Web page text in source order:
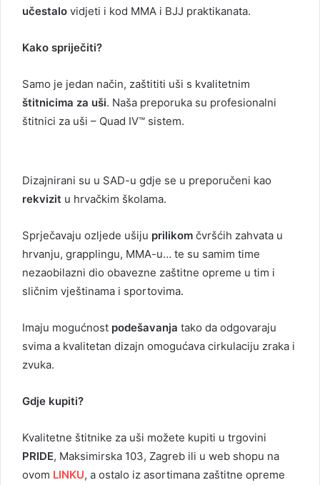
učestalo vidjeti i kod MMA i BJJ praktikanata.
Kako spriječiti?
Samo je jedan način, zaštititi uši s kvalitetnim
štitnicima za uši. Naša preporuka su profesionalni
štitnici za uši – Quad IV™ sistem.
Dizajnirani su u SAD-u gdje se u preporučeni kao
rekvizit u hrvačkim školama.
Sprječavaju ozljede ušiju prilikom čvršćih zahvata u
hrvanju, grapplingu, MMA-u… te su samim time
nezaobilazni dio obavezne zaštitne opreme u tim i
sličnim vještinama i sportovima.
Imaju mogućnost podešavanja tako da odgovaraju
svima a kvalitetan dizajn omogućava cirkulaciju zraka i
zvuka.
Gdje kupiti?
Kvalitetne štitnike za uši možete kupiti u trgovini
PRIDE, Maksimirska 103, Zagreb ili u web shopu na
ovom LINKU, a ostalo iz asortimana zaštitne opreme